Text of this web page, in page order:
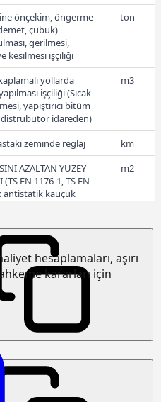
önçekim, öngerme
çubuk)
gerilmesi,
kesilmesi işçiliği
ton
yollarda
işçiliği (Sıcak
yapıştırıcı bitüm
distrübütör idareden)
m3
zeminde reglaj
km
AZALTAN YÜZEY
(TS EN 1176-1, TS EN
antistatik kauçuk
3cm kalınlıkta
m2
madde
kaya kazılması
m3
ve her
ve sert toprak
derinlik ve her
ve sert
(Derin kazı)
madde
derinlik ve her
hesaplamaları, aşırı
kararları için